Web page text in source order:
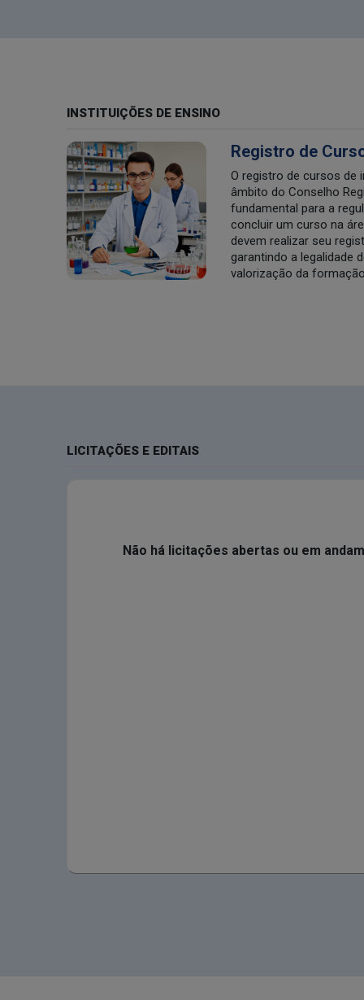
INSTITUIÇÕES DE ENSINO
Registro de
O registro de cursos de
âmbito do Conselho
fundamental para a
concluir um curso na
devem realizar seu
garantindo a legalidade
valorização da
LICITAÇÕES E EDITAIS
Não há licitações abertas ou em